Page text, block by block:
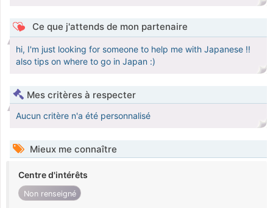
Ce que j'attends de mon partenaire
hi, I'm just looking for someone to help me with Japanese !!
also tips on where to go in Japan :)
Mes critères à respecter
Aucun critère n'a été personnalisé
Mieux me connaître
Centre d'intérêts
Non renseigné